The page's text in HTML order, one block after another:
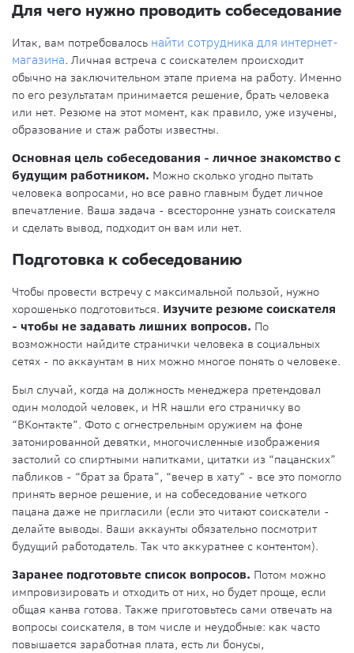
Для чего нужно проводить собеседование
Итак, вам потребовалось найти сотрудника для интернет-
магазина. Личная встреча с соискателем происходит
обычно на заключительном этапе приема на работу. Именно
по его результатам принимается решение, брать человека
или нет. Резюме на этот момент, как правило, уже изучены,
образование и стаж работы известны.
Основная цель собеседования - личное знакомство с
будущим работником. Можно сколько угодно пытать
человека вопросами, но все равно главным будет личное
впечатление. Ваша задача - всесторонне узнать соискателя
и сделать вывод, подходит он вам или нет.
Подготовка к собеседованию
Чтобы провести встречу с максимальной пользой, нужно
хорошенько подготовиться. Изучите резюме соискателя
- чтобы не задавать лишних вопросов. По
возможности найдите странички человека в социальных
сетях - по аккаунтам в них можно многое понять о человеке.
Был случай, когда на должность менеджера претендовал
один молодой человек, и HR нашли его страничку во
“ВКонтакте”. Фото с огнестрельным оружием на фоне
затонированной девятки, многочисленные изображения
застолий со спиртными напитками, цитатки из “пацанских”
пабликов - “брат за брата”, “вечер в хату” - все это помогло
принять верное решение, и на собеседование четкого
пацана даже не пригласили (если это читают соискатели -
делайте выводы. Ваши аккаунты обязательно посмотрит
будущий работодатель. Так что аккуратнее с контентом).
Заранее подготовьте список вопросов. Потом можно
импровизировать и отходить от них, но будет проще, если
общая канва готова. Также приготовьтесь сами отвечать на
вопросы соискателя, в том числе и неудобные: как часто
повышается заработная плата, есть ли бонусы,